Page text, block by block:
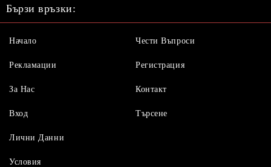
Бързи връзки:
Начало
Рекламации
За Нас
Вход
Чести Въпроси
Регистрация
Контакт
Търсене
Лични Данни
Условия